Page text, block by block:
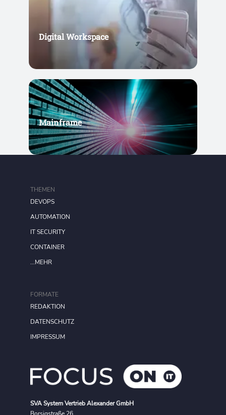
Digital Workspace
Mainframe
SVA System Vertrieb Alexander GmbH
FORMATE
REDAKTION
DATENSCHUTZ
IMPRESSUM
THEMEN
DEVOPS
AUTOMATION
IT SECURITY
CONTAINER
...MEHR